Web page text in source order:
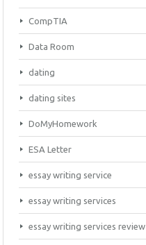
CompTIA
Data Room
dating
dating sites
DoMyHomework
ESA Letter
essay writing service
essay writing services
essay writing services review